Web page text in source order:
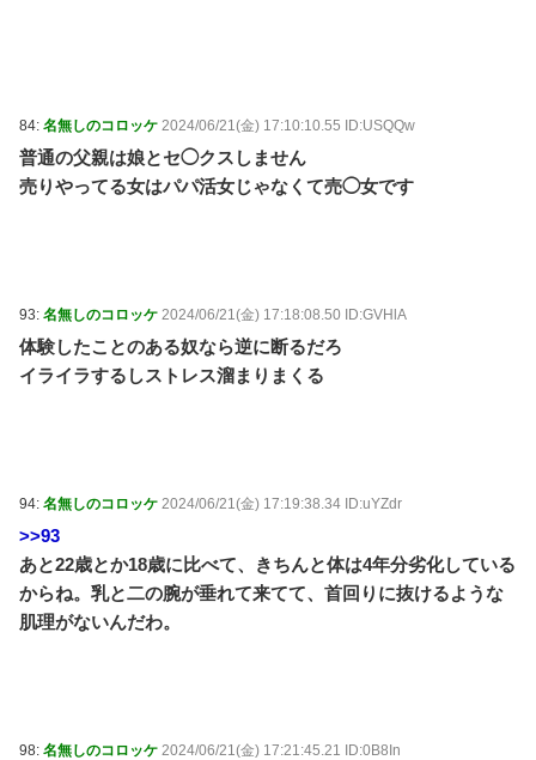
84: 名無しのコロッケ 2024/06/21(金) 17:10:10.55 ID:USQQw
普通の父親は娘とセ◯クスしません
売りやってる女はパパ活女じゃなくて売◯女です
93: 名無しのコロッケ 2024/06/21(金) 17:18:08.50 ID:GVHlA
体験したことのある奴なら逆に断るだろ
イライラするしストレス溜まりまくる
94: 名無しのコロッケ 2024/06/21(金) 17:19:38.34 ID:uYZdr
>>93
あと22歳とか18歳に比べて、きちんと体は4年分劣化している
からね。乳と二の腕が垂れて来てて、首回りに抜けるような
肌理がないんだわ。
98: 名無しのコロッケ 2024/06/21(金) 17:21:45.21 ID:0B8In